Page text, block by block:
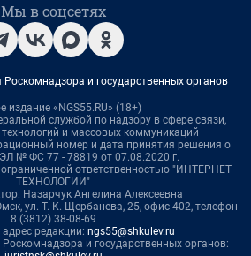
Мы в соцсетях
и государственных органов
издание «NGS55.RU» (18+)
службой по надзору в сфере связи,
и массовых коммуникаций
номер и дата принятия решения о
№ ФС 77 - 78819 от 07.08.2020 г.
ответственностью "ИНТЕРНЕТ
ТЕХНОЛОГИИ"
Назарчук Ангелина Алексеевна
ул. Т. К. Щербанева, 25, офис 402, телефон
8 (3812) 38-08-69
редакции: ngs55@shkulev.ru
и государственных органов: